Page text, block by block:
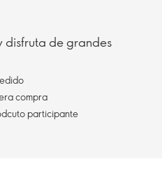
disfruta de grandes
compra
participante